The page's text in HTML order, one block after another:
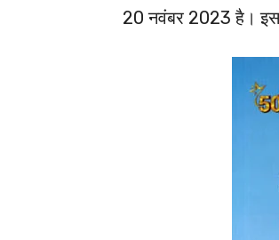
20 नवंबर 2023 है। इसके